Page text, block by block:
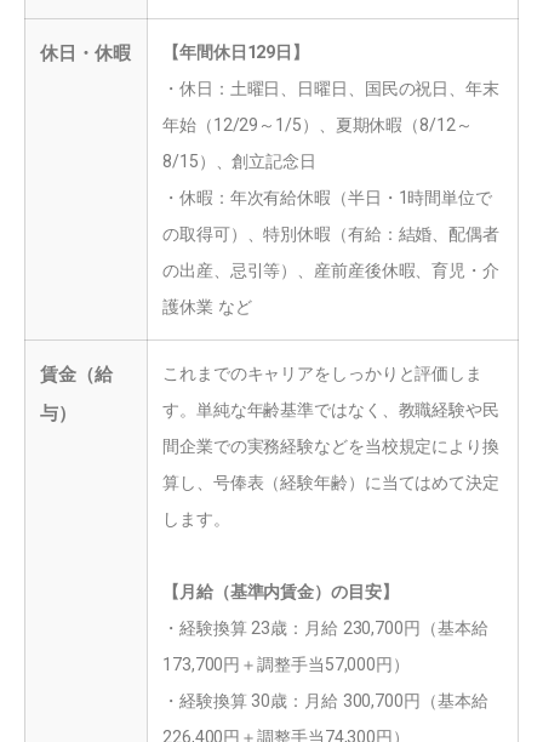
休日・休暇
【年間休日129日】
・休日：土曜日、日曜日、国民の祝日、年末
年始（12/29～1/5）、夏期休暇（8/12～
8/15）、創立記念日
・休暇：年次有給休暇（半日・1時間単位で
の取得可）、特別休暇（有給：結婚、配偶者
の出産、忌引等）、産前産後休暇、育児・介
護休業 など
賃金（給
与）
これまでのキャリアをしっかりと評価しま
す。単純な年齢基準ではなく、教職経験や民
間企業での実務経験などを当校規定により換
算し、号俸表（経験年齢）に当てはめて決定
します。
【月給（基準内賃金）の目安】
・経験換算 23歳：月給 230,700円（基本給
173,700円＋調整手当57,000円）
・経験換算 30歳：月給 300,700円（基本給
226,400円＋調整手当74,300円）